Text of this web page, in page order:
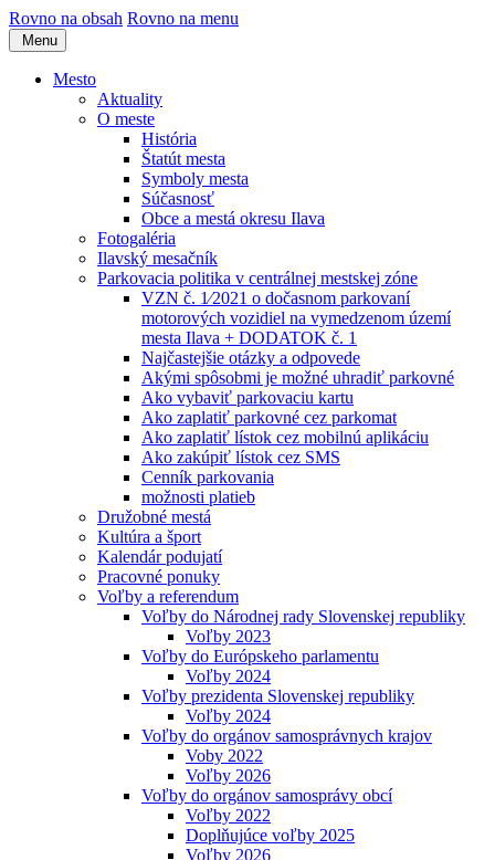
Rovno na obsah Rovno na menu
Menu
Mesto
Aktuality
O meste
História
Štatút mesta
Symboly mesta
Súčasnosť
Obce a mestá okresu Ilava
Fotogaléria
Ilavský mesačník
Parkovacia politika v centrálnej mestskej zóne
VZN č. 1⁄2021 o dočasnom parkovaní
motorových vozidiel na vymedzenom území
mesta Ilava + DODATOK č. 1
Najčastejšie otázky a odpovede
Akými spôsobmi je možné uhradiť parkovné
Ako vybaviť parkovaciu kartu
Ako zaplatiť parkovné cez parkomat
Ako zaplatiť lístok cez mobilnú aplikáciu
Ako zakúpiť lístok cez SMS
Cenník parkovania
možnosti platieb
Družobné mestá
Kultúra a šport
Kalendár podujatí
Pracovné ponuky
Voľby a referendum
Voľby do Národnej rady Slovenskej republiky
Voľby 2023
Voľby do Európskeho parlamentu
Voľby 2024
Voľby prezidenta Slovenskej republiky
Voľby 2024
Voľby do orgánov samosprávnych krajov
Voby 2022
Voľby 2026
Voľby do orgánov samosprávy obcí
Voľby 2022
Doplňujúce voľby 2025
Voľby 2026